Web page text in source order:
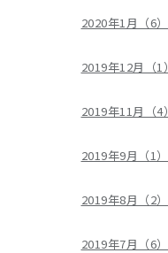
2020年1月（6）
2019年12月（1）
2019年11月（4）
2019年9月（1）
2019年8月（2）
2019年7月（6）